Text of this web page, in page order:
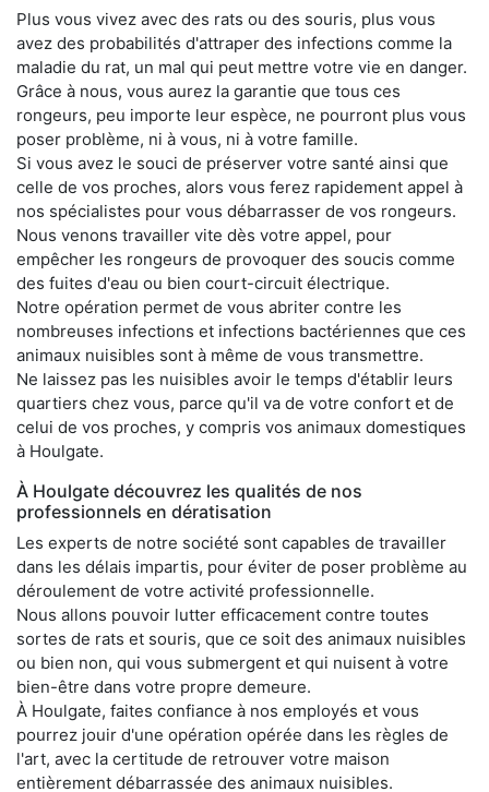
Plus vous vivez avec des rats ou des souris, plus vous
avez des probabilités d'attraper des infections comme la
maladie du rat, un mal qui peut mettre votre vie en danger.
Grâce à nous, vous aurez la garantie que tous ces
rongeurs, peu importe leur espèce, ne pourront plus vous
poser problème, ni à vous, ni à votre famille.
Si vous avez le souci de préserver votre santé ainsi que
celle de vos proches, alors vous ferez rapidement appel à
nos spécialistes pour vous débarrasser de vos rongeurs.
Nous venons travailler vite dès votre appel, pour
empêcher les rongeurs de provoquer des soucis comme
des fuites d'eau ou bien court-circuit électrique.
Notre opération permet de vous abriter contre les
nombreuses infections et infections bactériennes que ces
animaux nuisibles sont à même de vous transmettre.
Ne laissez pas les nuisibles avoir le temps d'établir leurs
quartiers chez vous, parce qu'il va de votre confort et de
celui de vos proches, y compris vos animaux domestiques
à Houlgate.
À Houlgate découvrez les qualités de nos
professionnels en dératisation
Les experts de notre société sont capables de travailler
dans les délais impartis, pour éviter de poser problème au
déroulement de votre activité professionnelle.
Nous allons pouvoir lutter efficacement contre toutes
sortes de rats et souris, que ce soit des animaux nuisibles
ou bien non, qui vous submergent et qui nuisent à votre
bien-être dans votre propre demeure.
À Houlgate, faites confiance à nos employés et vous
pourrez jouir d'une opération opérée dans les règles de
l'art, avec la certitude de retrouver votre maison
entièrement débarrassée des animaux nuisibles.